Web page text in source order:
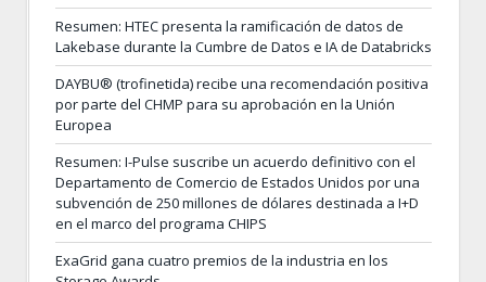
Resumen: HTEC presenta la ramificación de datos de
Lakebase durante la Cumbre de Datos e IA de Databricks
DAYBU® (trofinetida) recibe una recomendación positiva
por parte del CHMP para su aprobación en la Unión
Europea
Resumen: I-Pulse suscribe un acuerdo definitivo con el
Departamento de Comercio de Estados Unidos por una
subvención de 250 millones de dólares destinada a I+D
en el marco del programa CHIPS
ExaGrid gana cuatro premios de la industria en los